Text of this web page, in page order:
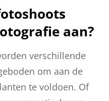
aan?
verschillende
om aan de
te voldoen. Of